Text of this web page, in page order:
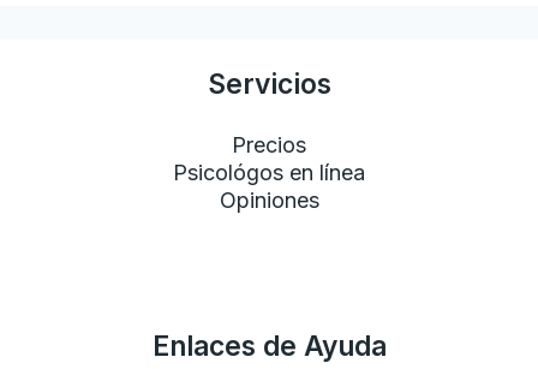
Servicios
Precios
Psicológos en línea
Opiniones
Enlaces de Ayuda